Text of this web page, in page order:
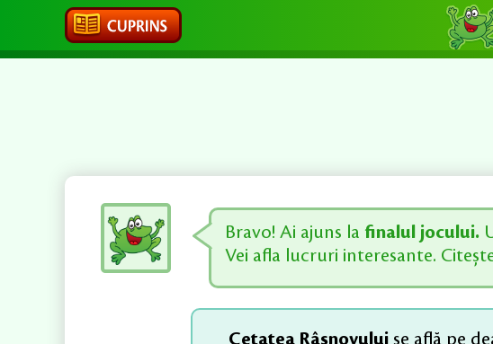
Bravo! Ai ajuns la finalul jocului.
Vei afla lucruri interesante.
Cetatea Râșnovului se află pe